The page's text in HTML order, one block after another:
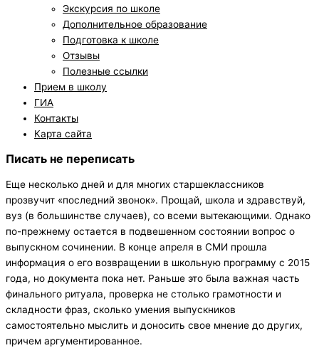
Экскурсия по школе
Дополнительное образование
Подготовка к школе
Отзывы
Полезные ссылки
Прием в школу
ГИА
Контакты
Карта сайта
Писать не переписать
Еще несколько дней и для многих старшеклассников
прозвучит «последний звонок». Прощай, школа и здравствуй,
вуз (в большинстве случаев), со всеми вытекающими. Однако
по-прежнему остается в подвешенном состоянии вопрос о
выпускном сочинении. В конце апреля в СМИ прошла
информация о его возвращении в школьную программу с 2015
года, но документа пока нет. Раньше это была важная часть
финального ритуала, проверка не столько грамотности и
складности фраз, сколько умения выпускников
самостоятельно мыслить и доносить свое мнение до других,
причем аргументированное.